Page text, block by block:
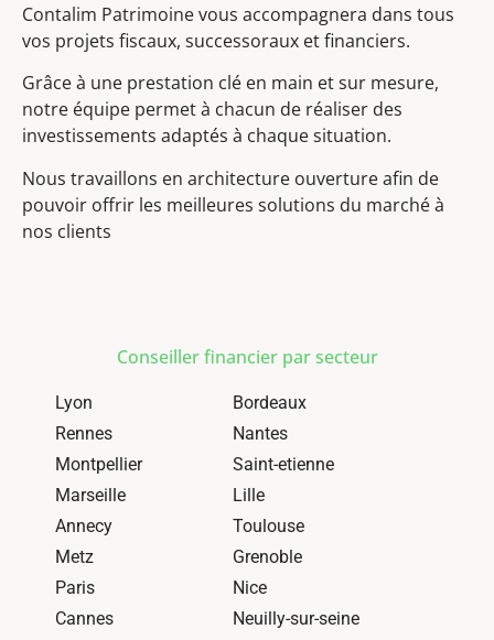
Contalim Patrimoine vous accompagnera dans tous
vos projets fiscaux, successoraux et financiers.
Grâce à une prestation clé en main et sur mesure,
notre équipe permet à chacun de réaliser des
investissements adaptés à chaque situation.
Nous travaillons en architecture ouverture afin de
pouvoir offrir les meilleures solutions du marché à
nos clients
Conseiller financier par secteur
Lyon
Bordeaux
Rennes
Nantes
Montpellier
Saint-etienne
Marseille
Lille
Annecy
Toulouse
Metz
Grenoble
Paris
Nice
Cannes
Neuilly-sur-seine